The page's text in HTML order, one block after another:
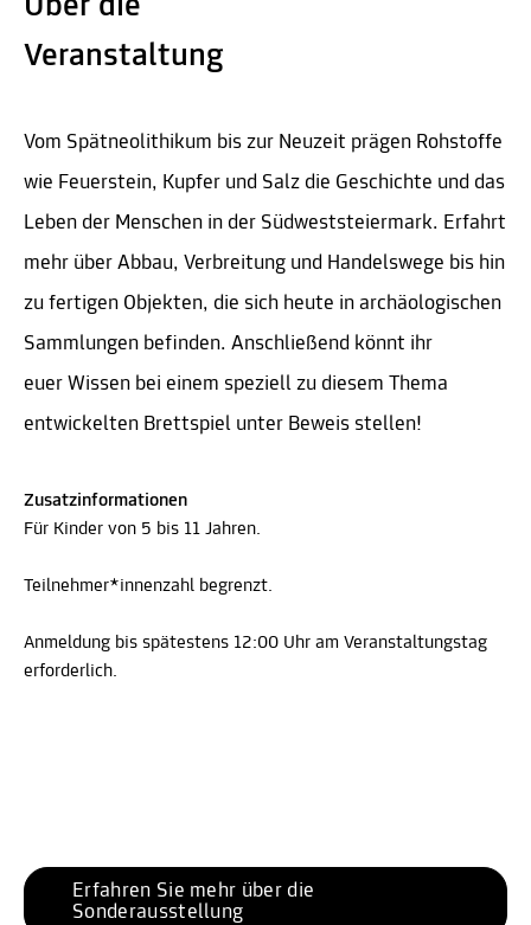
Über die
Veranstaltung
Vom Spätneolithikum bis zur Neuzeit prägen Rohstoffe
wie Feuerstein, Kupfer und Salz die Geschichte und das
Leben der Menschen in der Südweststeiermark. Erfahrt
mehr über Abbau, Verbreitung und Handelswege bis hin
zu fertigen Objekten, die sich heute in archäologischen
Sammlungen befinden. Anschließend könnt ihr
euer Wissen bei einem speziell zu diesem Thema
entwickelten Brettspiel unter Beweis stellen!
Zusatzinformationen
Für Kinder von 5 bis 11 Jahren.
Teilnehmer*innenzahl begrenzt.
Anmeldung bis spätestens 12:00 Uhr am Veranstaltungstag
erforderlich.
Erfahren Sie mehr über die
Sonderausstellung